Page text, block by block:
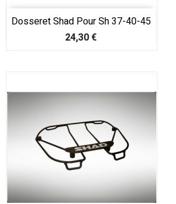
Dosseret Shad Pour Sh 37-40-45
Prix
24,30 €